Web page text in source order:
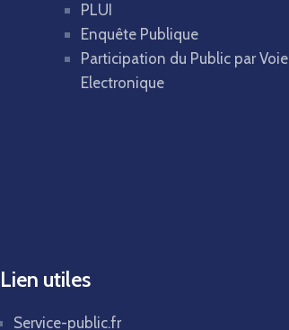
PLUI
Enquête Publique
Participation du Public par Voie
Electronique
Lien utiles
Service-public.fr